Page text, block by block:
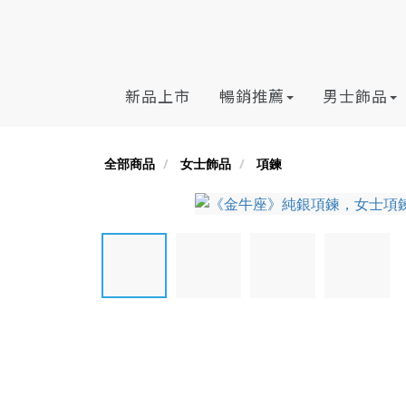
新品上市 暢銷推薦 男士飾品
全部商品 女士飾品 項鍊